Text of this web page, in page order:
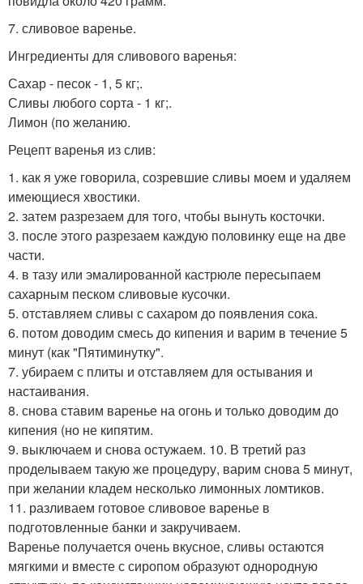
7. сливовое варенье.
Ингредиенты для сливового варенья:
Сахар - песок - 1, 5 кг;.
Сливы любого сорта - 1 кг;.
Лимон (по желанию.
Рецепт варенья из слив:
1. как я уже говорила, созревшие сливы моем и удаляем
имеющиеся хвостики.
2. затем разрезаем для того, чтобы вынуть косточки.
3. после этого разрезаем каждую половинку еще на две
части.
4. в тазу или эмалированной кастрюле пересыпаем
сахарным песком сливовые кусочки.
5. отставляем сливы с сахаром до появления сока.
6. потом доводим смесь до кипения и варим в течение 5
минут (как "Пятиминутку".
7. убираем с плиты и отставляем для остывания и
настаивания.
8. снова ставим варенье на огонь и только доводим до
кипения (но не кипятим.
9. выключаем и снова остужаем. 10. В третий раз
проделываем такую же процедуру, варим снова 5 минут,
при желании кладем несколько лимонных ломтиков.
11. разливаем готовое сливовое варенье в
подготовленные банки и закручиваем.
Варенье получается очень вкусное, сливы остаются
мягкими и вместе с сиропом образуют однородную